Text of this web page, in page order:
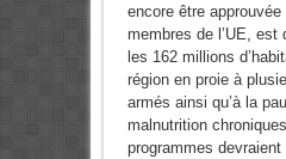
encore être
membres de l’UE, est
les 162 millions
région en proie à
armés ainsi qu’à la
malnutrition
programmes